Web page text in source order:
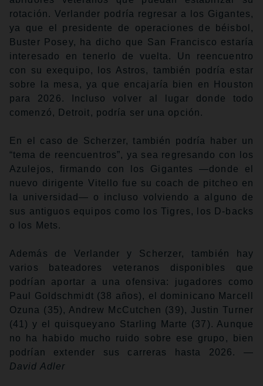
rotación. Verlander podría regresar a los Gigantes,
ya que el presidente de operaciones de béisbol,
Buster Posey, ha dicho que San Francisco estaría
interesado en tenerlo de vuelta. Un reencuentro
con su exequipo, los Astros, también podría estar
sobre la mesa, ya que encajaría bien en Houston
para 2026. Incluso volver al lugar donde todo
comenzó, Detroit, podría ser una opción.
En el caso de Scherzer, también podría haber un
“tema de reencuentros”, ya sea regresando con los
Azulejos, firmando con los Gigantes —donde el
nuevo dirigente Vitello fue su coach de pitcheo en
la universidad— o incluso volviendo a alguno de
sus antiguos equipos como los Tigres, los D-backs
o los Mets.
Además de Verlander y Scherzer, también hay
varios bateadores veteranos disponibles que
podrían aportar a una ofensiva: jugadores como
Paul Goldschmidt (38 años), el dominicano Marcell
Ozuna (35), Andrew McCutchen (39), Justin Turner
(41) y el quisqueyano Starling Marte (37). Aunque
no ha habido mucho ruido sobre ese grupo, bien
podrían extender sus carreras hasta 2026. —
David Adler